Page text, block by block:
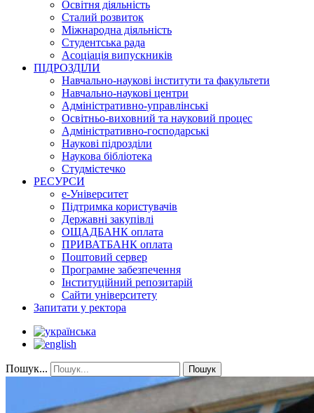
Освітня діяльність
Сталий розвиток
Міжнародна діяльність
Студентська рада
Асоціація випускників
ПІДРОЗДІЛИ
Навчально-наукові інститути та факультети
Навчально-наукові центри
Адміністративно-управлінські
Освітньо-виховний та науковий процес
Адміністративно-господарські
Наукові підрозділи
Наукова бібліотека
Студмістечко
РЕСУРСИ
е-Університет
Підтримка користувачів
Державні закупівлі
ОЩАДБАНК оплата
ПРИВАТБАНК оплата
Поштовий сервер
Програмне забезпечення
Інституційний репозитарій
Сайти університету
Запитати у ректора
Пошук... Пошук